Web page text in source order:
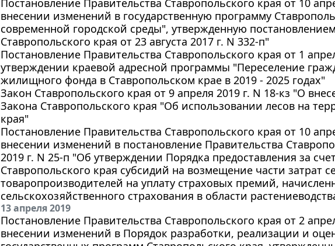
Постановление Правительства Ставропольского края от 10
внесении изменений в государственную программу
современной городской среды", утвержденную
Ставропольского края от 23 августа 2017 г. N 332-п"
Постановление Правительства Ставропольского края от 1
утверждении краевой адресной программы "Переселение
жилищного фонда в Ставропольском крае в 2019 - 2025 годах"
Закон Ставропольского края от 9 апреля 2019 г. N 18-кз "О
Закона Ставропольского края "Об использовании лесов на
края"
Постановление Правительства Ставропольского края от 10
внесении изменений в постановление Правительства
2019 г. N 25-п "Об утверждении Порядка предоставления за
Ставропольского края субсидий на возмещение части затрат
товаропроизводителей на уплату страховых премий,
сельскохозяйственного страхования в области
13 апреля 2019
Постановление Правительства Ставропольского края от 2
внесении изменений в Порядок разработки, реализации и